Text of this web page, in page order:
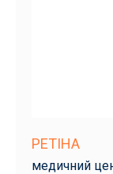
РЕТІНА
медичний